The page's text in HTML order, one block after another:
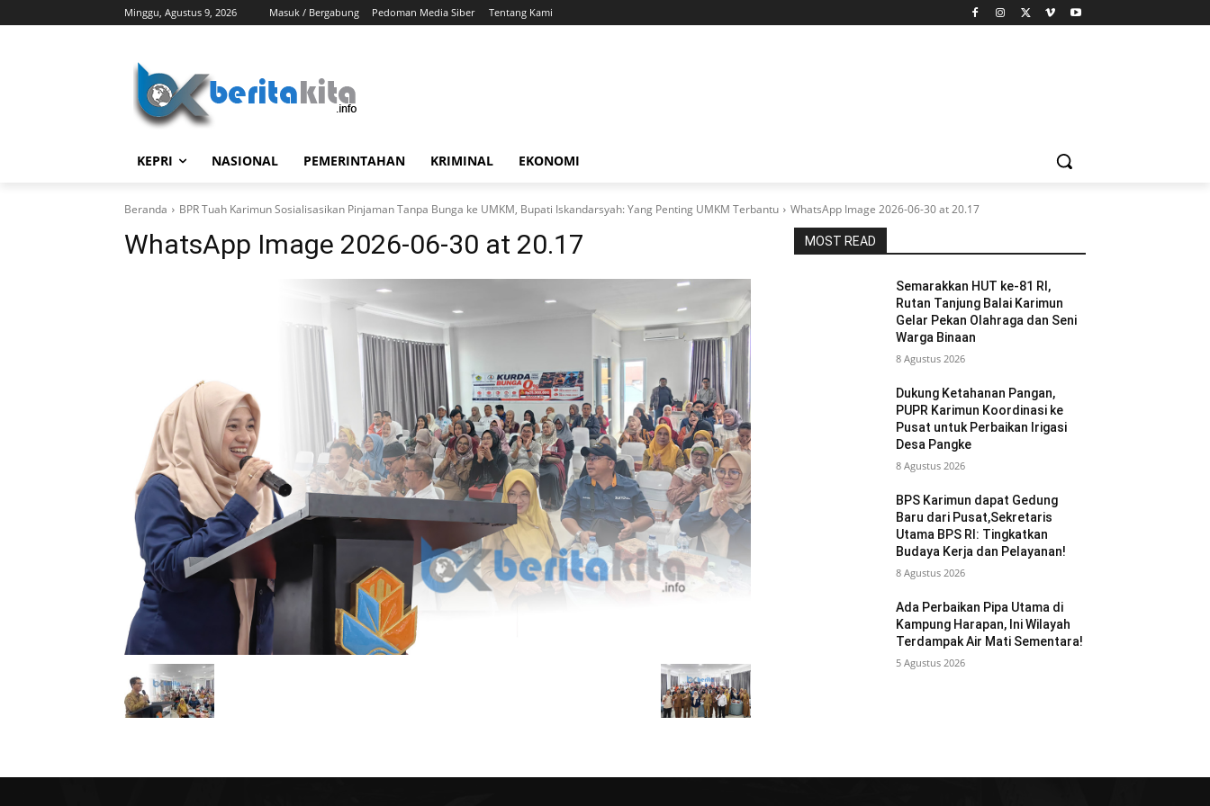
Minggu, Agustus 9, 2026 Masuk / Bergabung Pedoman Media Siber Tentang Kami
KEPRI NASIONAL PEMERINTAHAN KRIMINAL EKONOMI
Beranda BPR Tuah Karimun Sosialisasikan Pinjaman Tanpa Bunga ke UMKM, Bupati Iskandarsyah: Yang Penting UMKM Terbantu WhatsApp Image 2026-06-30 at 20.17
WhatsApp Image 2026-06-30 at 20.17 MOST READ
Semarakkan HUT ke-81 RI,
Rutan Tanjung Balai Karimun
Gelar Pekan Olahraga dan Seni
Warga Binaan
8 Agustus 2026
Dukung Ketahanan Pangan,
PUPR Karimun Koordinasi ke
Pusat untuk Perbaikan Irigasi
Desa Pangke
8 Agustus 2026
BPS Karimun dapat Gedung
Baru dari Pusat,Sekretaris
Utama BPS RI: Tingkatkan
Budaya Kerja dan Pelayanan!
8 Agustus 2026
Ada Perbaikan Pipa Utama di
Kampung Harapan, Ini Wilayah
Terdampak Air Mati Sementara!
5 Agustus 2026